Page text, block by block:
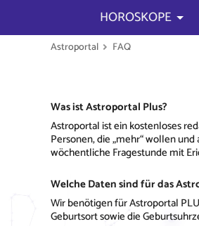
HOROSKOPE
Astroportal FAQ
Was ist Astroportal Plus?
Astroportal ist ein kostenloses
Personen, die „mehr“ wollen
wöchentliche Fragestunde mit
Welche Daten sind für das
Wir benötigen für Astroportal
Geburtsort sowie die